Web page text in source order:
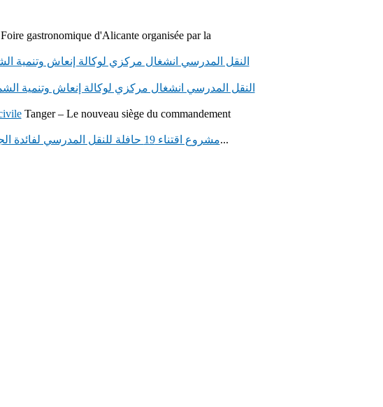
gastronomique d'Alicante organisée par la
النقل المدرسي انشغال مركزي لوكالة إنعاش وتنمية
النقل المدرسي انشغال مركزي لوكالة إنعاش وتنمية
Tanger – Le nouveau siège du commandement
مشروع اقتناء 19 حافلة للنقل المدرسي لفائدة الجماعات القروية التابعة لإقليم جرسيفقامت وكالة إنعاش وتنمية الشمال، يوم الثلاثاء 28...